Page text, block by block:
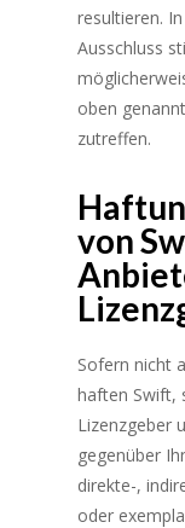
resultieren.
Ausschluss
oben
zutreffen.
von
Sofern nicht
haften Swift,
Lizenzgeber
gegenüber
direkte-,
oder